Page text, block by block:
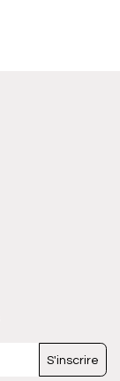
S'inscrire